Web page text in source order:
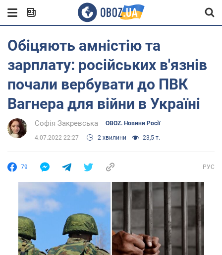
Обіцяють амністію та
зарплату: російських в'язнів
почали вербувати до ПВК
Вагнера для війни в Україні
Софія Закревська OBOZ. Новини Росії
4.07.2022 22:27 2 хвилини 23,5 т.
79 РУС